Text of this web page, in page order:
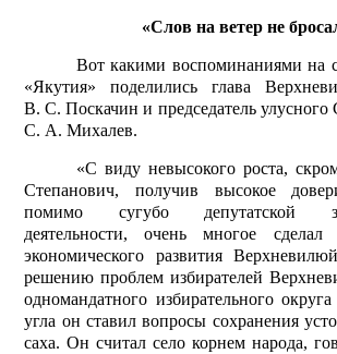
«Слов на ветер не
Вот какими воспоминаниями на
«Якутия» поделились глава
В. С. Поскачин и председатель улусного
С. А. Михалев.
«С виду невысокого роста,
Степанович, получив высокое
помимо сугубо депутатской
деятельности, очень многое сделал
экономического развития
решению проблем избирателей
одномандатного избирательного
угла он ставил вопросы сохранения
саха. Он считал село корнем народа,